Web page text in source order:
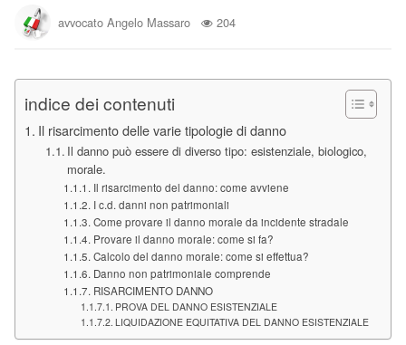
avvocato Angelo Massaro 204
indice dei contenuti
Il risarcimento delle varie tipologie di danno
Il danno può essere di diverso tipo: esistenziale, biologico,
morale.
Il risarcimento del danno: come avviene
I c.d. danni non patrimoniali
Come provare il danno morale da incidente stradale
Provare il danno morale: come si fa?
Calcolo del danno morale: come si effettua?
Danno non patrimoniale comprende
RISARCIMENTO DANNO
PROVA DEL DANNO ESISTENZIALE
LIQUIDAZIONE EQUITATIVA DEL DANNO ESISTENZIALE